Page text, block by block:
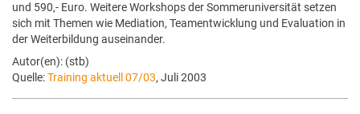
und 590,- Euro. Weitere Workshops der Sommeruniversität setzen
sich mit Themen wie Mediation, Teamentwicklung und Evaluation in
der Weiterbildung auseinander.
Autor(en): (stb)
Quelle:Training aktuell 07/03, Juli 2003